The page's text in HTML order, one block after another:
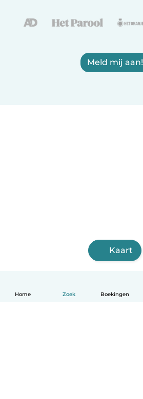
Home Zoek Boekingen
Meld mij aan!
Kaart